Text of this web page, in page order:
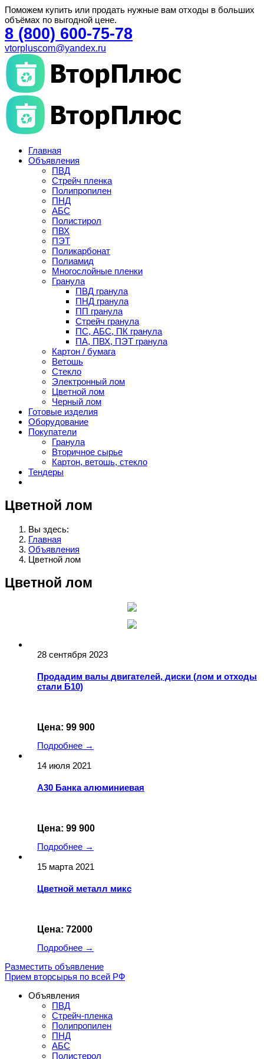
Поможем купить или продать нужные вам отходы в больших
объёмах по выгодной цене.
8 (800) 600-75-78
vtorpluscom@yandex.ru
Главная
Объявления
ПВД
Стрейч пленка
Полипропилен
ПНД
АБС
Полистирол
ПВХ
ПЭТ
Поликарбонат
Полиамид
Многослойные пленки
Гранула
ПВД гранула
ПНД гранула
ПП гранула
Стрейч гранула
ПС, АБС, ПК гранула
ПА, ПВХ, ПЭТ гранула
Картон / бумага
Ветошь
Стекло
Электронный лом
Цветной лом
Черный лом
Готовые изделия
Оборудование
Покупатели
Гранула
Вторичное сырье
Картон, ветошь, стекло
Тендеры
Цветной лом
Вы здесь:
Главная
Объявления
Цветной лом
Цветной лом
28 сентября 2023
Продадим валы двигателей, диски (лом и отходы
стали Б10)
Цена: 99 900
Подробнее →
14 июля 2021
А30 Банка алюминиевая
Цена: 99 900
Подробнее →
15 марта 2021
Цветной металл микс
Цена: 72000
Подробнее →
Разместить объявление
Прием вторсырья по всей РФ
Объявления
ПВД
Стрейч-пленка
Полипропилен
ПНД
АБС
Полистерол